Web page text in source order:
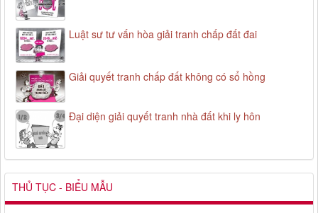
Luật sư tư vấn hòa giải tranh chấp đất đai
Giải quyết tranh chấp đất không có sổ hồng
Đại diện giải quyết tranh nhà đất khi ly hôn
THỦ TỤC - BIỂU MẪU